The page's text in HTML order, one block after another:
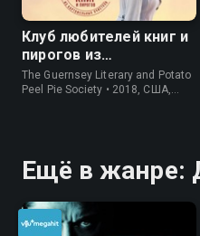
Клуб любителей книг и
пирогов из
картофельных
очистков
The Guernsey Literary and Potato
Peel Pie Society • 2018, США,
Ещё в жанре: